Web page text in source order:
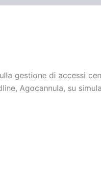
gestione di accessi
Agocannula, su